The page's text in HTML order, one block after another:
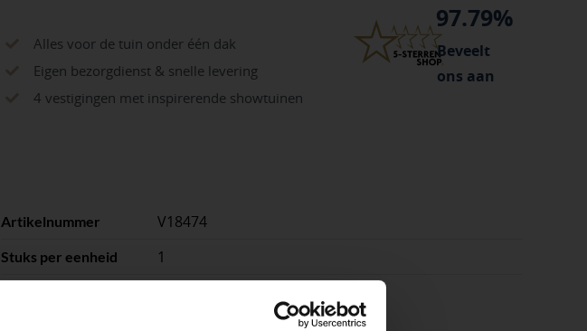
Alles voor de tuin onder één dak
Eigen bezorgdienst & snelle levering
4 vestigingen met inspirerende showtuinen
97.79%
Beveelt
ons aan
Artikelnummer V18474
Stuks per eenheid 1